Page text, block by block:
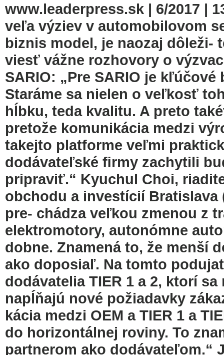
www.leaderpress.sk | 6/2017 |
veľa výziev v automobilovom
biznis model, je naozaj dôleži-
viesť vážne rozhovory o
SARIO: „Pre SARIO je
Staráme sa nielen o veľkosť
hĺbku, teda kvalitu. A preto
pretože komunikácia medzi
takejto platforme veľmi
dodávateľské ﬁrmy zachytili
pripraviť.“ Kyuchul Choi,
obchodu a investícií
pre- chádza veľkou zmenou z
elektromotory, autonómne
dobne. Znamená to, že menší
ako doposiaľ. Na tomto
dodávatelia TIER 1 a 2, ktorí
napĺňajú nové požiadavky
kácia medzi OEM a TIER 1 a
do horizontálnej roviny. To
partnerom ako dodávateľom.“